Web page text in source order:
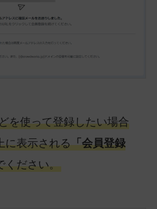
を使って登録したい場合
に表示される「会員登録
ください。